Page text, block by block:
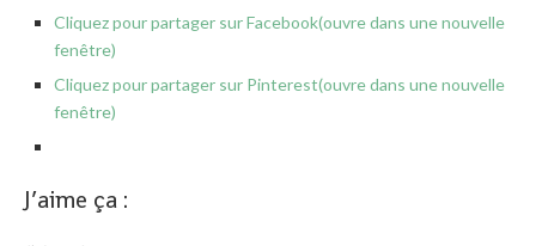
Cliquez pour partager sur Facebook(ouvre dans une nouvelle
fenêtre)
Cliquez pour partager sur Pinterest(ouvre dans une nouvelle
fenêtre)
J’aime ça :